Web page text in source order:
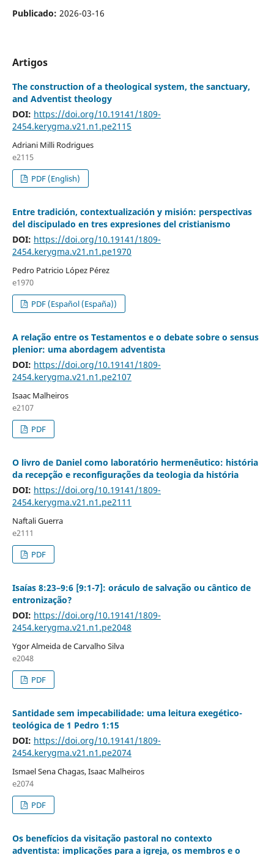
Publicado: 2026-03-16
Artigos
The construction of a theological system, the sanctuary,
and Adventist theology
DOI: https://doi.org/10.19141/1809-
2454.kerygma.v21.n1.pe2115
Adriani Milli Rodrigues
e2115
PDF (English)
Entre tradición, contextualización y misión: perspectivas
del discipulado en tres expresiones del cristianismo
DOI: https://doi.org/10.19141/1809-
2454.kerygma.v21.n1.pe1970
Pedro Patricio López Pérez
e1970
PDF (Español (España))
A relação entre os Testamentos e o debate sobre o sensus
plenior: uma abordagem adventista
DOI: https://doi.org/10.19141/1809-
2454.kerygma.v21.n1.pe2107
Isaac Malheiros
e2107
PDF
O livro de Daniel como laboratório hermenêutico: história
da recepção e reconfigurações da teologia da história
DOI: https://doi.org/10.19141/1809-
2454.kerygma.v21.n1.pe2111
Naftali Guerra
e2111
PDF
Isaías 8:23–9:6 [9:1-7]: oráculo de salvação ou cântico de
entronização?
DOI: https://doi.org/10.19141/1809-
2454.kerygma.v21.n1.pe2048
Ygor Almeida de Carvalho Silva
e2048
PDF
Santidade sem impecabilidade: uma leitura exegético-
teológica de 1 Pedro 1:15
DOI: https://doi.org/10.19141/1809-
2454.kerygma.v21.n1.pe2074
Ismael Sena Chagas, Isaac Malheiros
e2074
PDF
Os benefícios da visitação pastoral no contexto
adventista: implicações para a igreja, os membros e o